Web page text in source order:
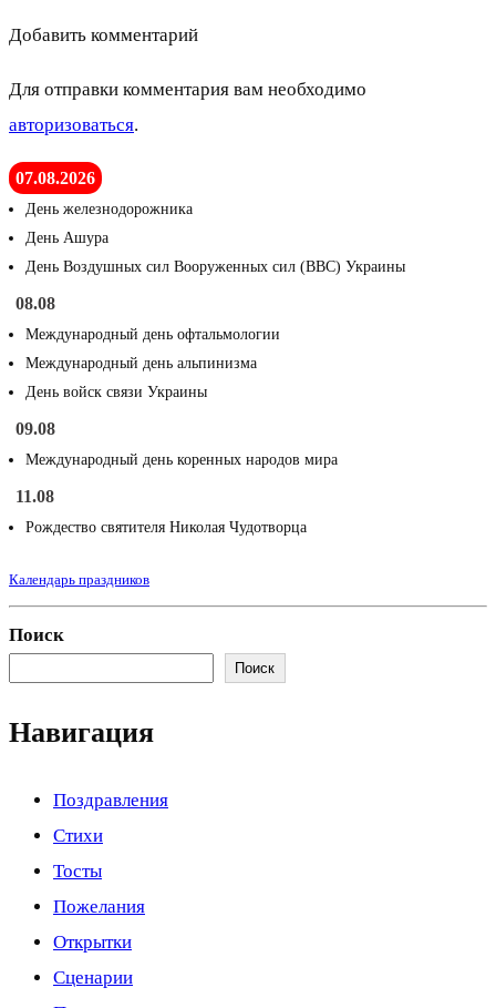
Добавить комментарий
Для отправки комментария вам необходимо
авторизоваться.
07.08.2026
День железнодорожника
День Ашура
День Воздушных сил Вооруженных сил (ВВС) Украины
08.08
Международный день офтальмологии
Международный день альпинизма
День войск связи Украины
09.08
Международный день коренных народов мира
11.08
Рождество святителя Николая Чудотворца
Календарь праздников
Поиск
Поиск
Навигация
Поздравления
Стихи
Тосты
Пожелания
Открытки
Сценарии